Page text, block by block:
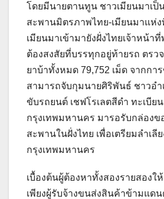
โดยมีนายตานทูน ชาวเมียนมาเ
สะพานมิตรภาพไทย-เมียนมาแห่ง
เมียนมาเข้ามายังฝั่งไทยเจ้าหน้า
ต้องสงสัยที่บรรทุกอยู่ท้ายรถ ตรว
ยาบ้าทั้งหมด 79,752 เม็ด จากกา
สามารถจับกุมนายศิริพันธ์ ชาวอ
ขับรถยนต์ เชฟโรเลตสีดำ ทะเบีย
กรุงเทพมหานคร มารอรับกล่องข
สะพานในฝั่งไทย เพื่อเตรียมลำเลีย
กรุงเทพมหานคร
เบื้องต้นผู้ต้องหาทั้งสองรายสองใ
เพียงผู้รับจ้างขนส่งสินค้าข้ามแด